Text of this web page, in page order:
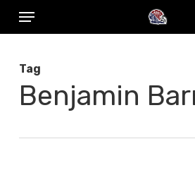
Skip
content
Menu
Tag
Benjamin